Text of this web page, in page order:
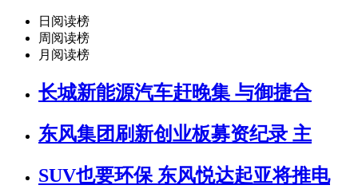
日阅读榜
周阅读榜
月阅读榜
长城新能源汽车赶晚集 与御捷合
东风集团刷新创业板募资纪录 主
SUV也要环保 东风悦达起亚将推电